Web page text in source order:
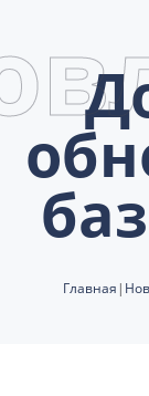
Главная |